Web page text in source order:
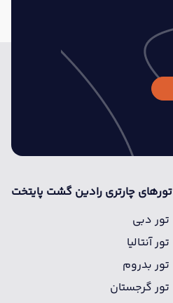
تورهای چارتری رادین گشت پایتخت
تور دبی
تور آنتالیا
تور بدروم
تور گرجستان